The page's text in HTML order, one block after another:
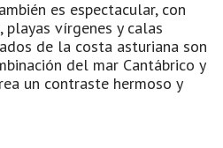
es espectacular, con
vírgenes y calas
de la costa asturiana son
del mar Cantábrico y
un contraste hermoso y